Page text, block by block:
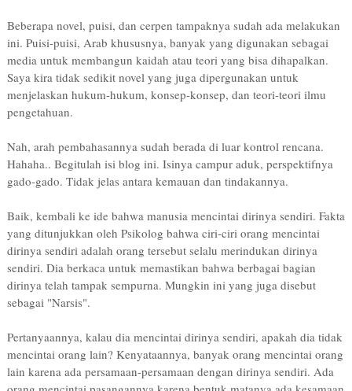
Beberapa novel, puisi, dan cerpen tampaknya sudah ada melakukan
ini. Puisi-puisi, Arab khususnya, banyak yang digunakan sebagai
media untuk membangun kaidah atau teori yang bisa dihapalkan.
Saya kira tidak sedikit novel yang juga dipergunakan untuk
menjelaskan hukum-hukum, konsep-konsep, dan teori-teori ilmu
pengetahuan.
Nah, arah pembahasannya sudah berada di luar kontrol rencana.
Hahaha.. Begitulah isi blog ini. Isinya campur aduk, perspektifnya
gado-gado. Tidak jelas antara kemauan dan tindakannya.
Baik, kembali ke ide bahwa manusia mencintai dirinya sendiri. Fakta
yang ditunjukkan oleh Psikolog bahwa ciri-ciri orang mencintai
dirinya sendiri adalah orang tersebut selalu merindukan dirinya
sendiri. Dia berkaca untuk memastikan bahwa berbagai bagian
dirinya telah tampak sempurna. Mungkin ini yang juga disebut
sebagai "Narsis".
Pertanyaannya, kalau dia mencintai dirinya sendiri, apakah dia tidak
mencintai orang lain? Kenyataannya, banyak orang mencintai orang
lain karena ada persamaan-persamaan dengan dirinya sendiri. Ada